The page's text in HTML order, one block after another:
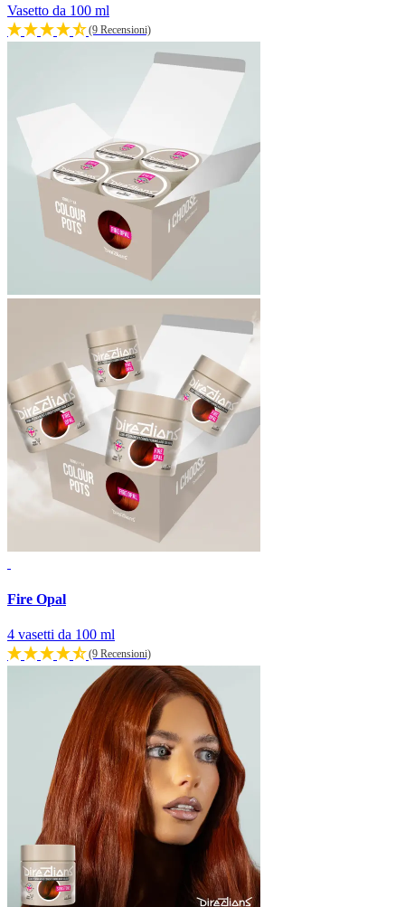
Vasetto da 100 ml
(9 Recensioni)
Fire Opal
4 vasetti da 100 ml
(9 Recensioni)